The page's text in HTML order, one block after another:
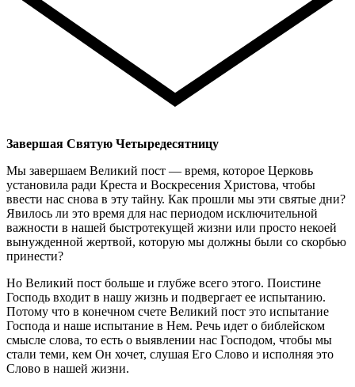
Завершая Святую Четыредесятницу
Мы завершаем Великий пост — время, которое Церковь
установила ради Креста и Воскресения Христова, чтобы
ввести нас снова в эту тайну. Как прошли мы эти святые дни?
Явилось ли это время для нас периодом исключительной
важности в нашей быстротекущей жизни или просто некоей
вынужденной жертвой, которую мы должны были со скорбью
принести?
Но Великий пост больше и глубже всего этого. Поистине
Господь входит в нашу жизнь и подвергает ее испытанию.
Потому что в конечном счете Великий пост это испытание
Господа и наше испытание в Нем. Речь идет о библейском
смысле слова, то есть о выявлении нас Господом, чтобы мы
стали теми, кем Он хочет, слушая Его Слово и исполняя это
Слово в нашей жизни.